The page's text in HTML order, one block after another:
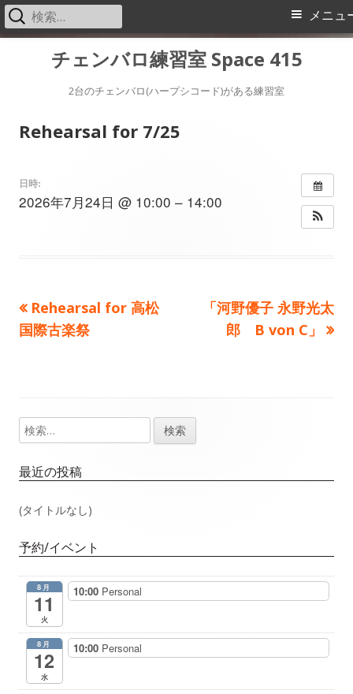
チェンバロ練習室 Space 415
2台のチェンバロ(ハープシコード)がある練習室
メ
メニュ
検
索:
Rehearsal for 7/25
日時:
2026年7月24日 @ 10:00 – 14:00
投
稿
ビ
ゲ
ー
シ
ョ
ン
前
の
Rehearsal for 高松
国際古楽祭
次
「河野優子 永野光太
郎 B von C」
メ
イ
ン
ド
バ
検
索:
最近の投稿
(タイトルなし)
予約/イベント
8月
11
火
10:00 Personal
8月
12
水
10:00 Personal